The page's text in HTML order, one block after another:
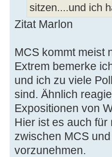
sitzen....und ich
Zitat Marlon
MCS kommt meist
Extrem bemerke
und ich zu viele
sind. Ähnlich
Expositionen von
Hier ist es auch
zwischen MCS
vorzunehmen.